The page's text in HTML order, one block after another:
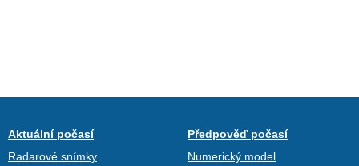
Aktuální počasí
Radarové snímky
Předpověď počasí
Numerický model